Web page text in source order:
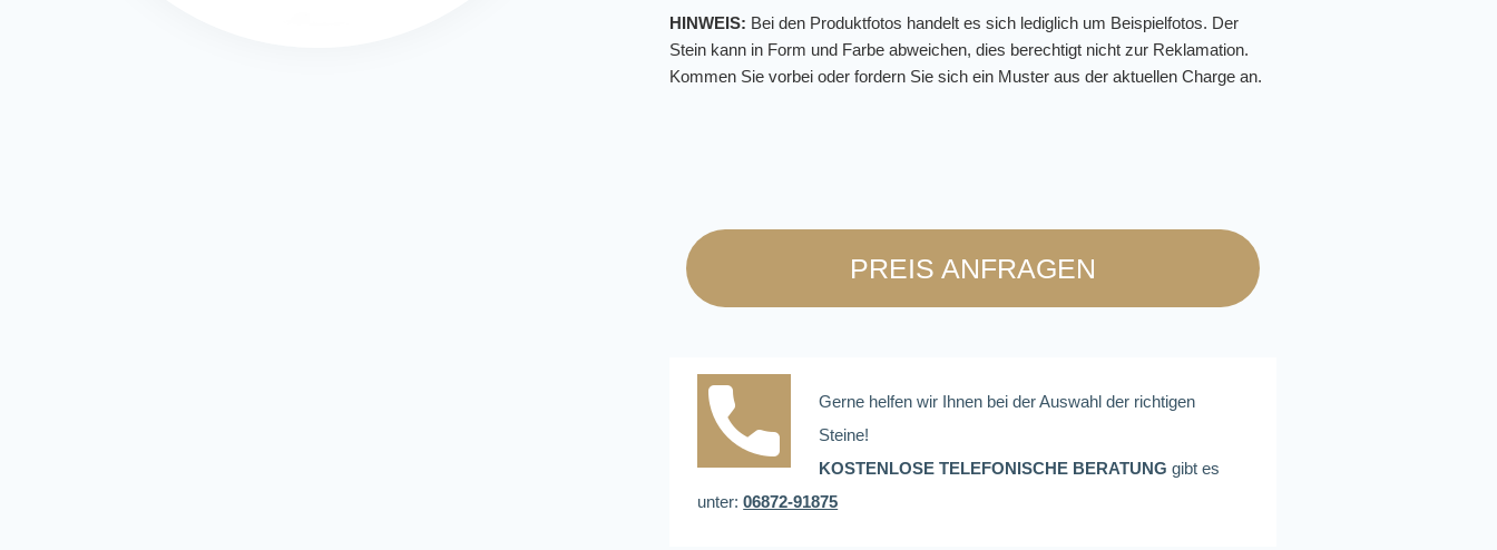
HINWEIS: Bei den Produktfotos handelt es sich lediglich um Beispielfotos. Der
Stein kann in Form und Farbe abweichen, dies berechtigt nicht zur Reklamation.
Kommen Sie vorbei oder fordern Sie sich ein Muster aus der aktuellen Charge an.
PREIS ANFRAGEN
Gerne helfen wir Ihnen bei der Auswahl der richtigen
Steine!
KOSTENLOSE TELEFONISCHE BERATUNG gibt es
unter:06872-91875